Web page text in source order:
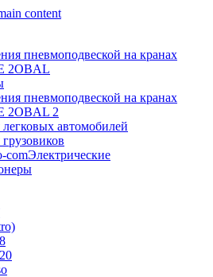
content
автомобилей
Электрические